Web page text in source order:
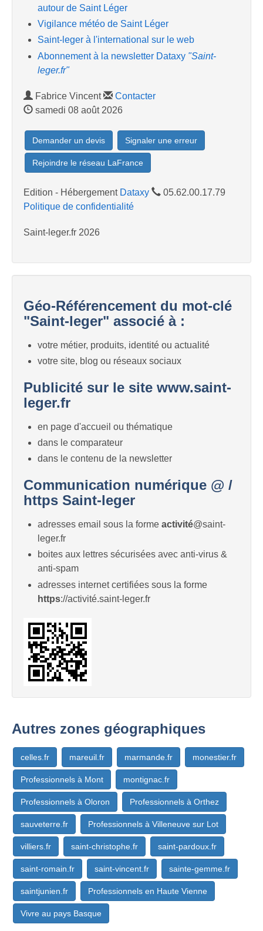
autour de Saint Léger
Vigilance météo de Saint Léger
Saint-leger à l'international sur le web
Abonnement à la newsletter Dataxy "Saint-
leger.fr"
Fabrice Vincent
Contacter
samedi 08 août 2026
Demander un devis Signaler une erreur
Rejoindre le réseau LaFrance
Edition - Hébergement Dataxy
05.62.00.17.79
Politique de confidentialité
Saint-leger.fr 2026
Géo-Référencement du mot-clé
"Saint-leger" associé à :
votre métier, produits, identité ou actualité
votre site, blog ou réseaux sociaux
Publicité sur le site www.saint-
leger.fr
en page d'accueil ou thématique
dans le comparateur
dans le contenu de la newsletter
Communication numérique @ /
https Saint-leger
adresses email sous la forme activité@saint-
leger.fr
boites aux lettres sécurisées avec anti-virus &
anti-spam
adresses internet certifiées sous la forme
https://activité.saint-leger.fr
Autres zones géographiques
celles.fr mareuil.fr marmande.fr monestier.fr
Professionnels à Mont montignac.fr
Professionnels à Oloron Professionnels à Orthez
sauveterre.fr Professionnels à Villeneuve sur Lot
villiers.fr saint-christophe.fr saint-pardoux.fr
saint-romain.fr saint-vincent.fr sainte-gemme.fr
saintjunien.fr Professionnels en Haute Vienne
Vivre au pays Basque